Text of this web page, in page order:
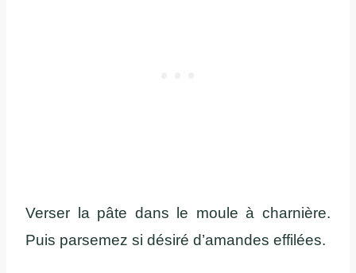
Verser la pâte dans le moule à charnière.
Puis parsemez si désiré d’amandes effilées.